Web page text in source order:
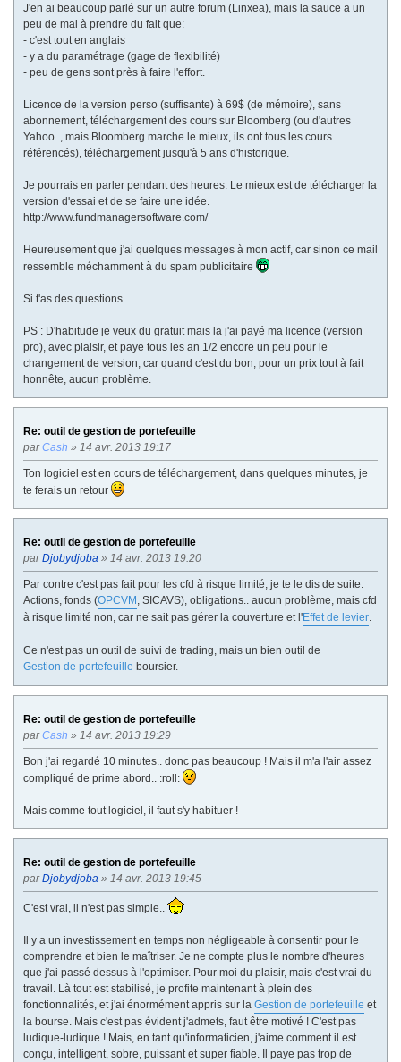
J'en ai beaucoup parlé sur un autre forum (Linxea), mais la sauce a un
peu de mal à prendre du fait que:
- c'est tout en anglais
- y a du paramétrage (gage de flexibilité)
- peu de gens sont près à faire l'effort.
Licence de la version perso (suffisante) à 69$ (de mémoire), sans
abonnement, téléchargement des cours sur Bloomberg (ou d'autres
Yahoo.., mais Bloomberg marche le mieux, ils ont tous les cours
référencés), téléchargement jusqu'à 5 ans d'historique.
Je pourrais en parler pendant des heures. Le mieux est de télécharger la
version d'essai et de se faire une idée.
http://www.fundmanagersoftware.com/
Heureusement que j'ai quelques messages à mon actif, car sinon ce mail
ressemble méchamment à du spam publicitaire
Si t'as des questions...
PS : D'habitude je veux du gratuit mais la j'ai payé ma licence (version
pro), avec plaisir, et paye tous les an 1/2 encore un peu pour le
changement de version, car quand c'est du bon, pour un prix tout à fait
honnête, aucun problème.
Re: outil de gestion de portefeuille
parCash » 14 avr. 2013 19:17
Ton logiciel est en cours de téléchargement, dans quelques minutes, je
te ferais un retour
Re: outil de gestion de portefeuille
parDjobydjoba » 14 avr. 2013 19:20
Par contre c'est pas fait pour les cfd à risque limité, je te le dis de suite.
Actions, fonds (OPCVM , SICAVS), obligations.. aucun problème, mais cfd
à risque limité non, car ne sait pas gérer la couverture et l'Effet de levier.
Ce n'est pas un outil de suivi de trading, mais un bien outil de
Gestion de portefeuille boursier.
Re: outil de gestion de portefeuille
parCash » 14 avr. 2013 19:29
Bon j'ai regardé 10 minutes.. donc pas beaucoup ! Mais il m'a l'air assez
compliqué de prime abord.. :roll:
Mais comme tout logiciel, il faut s'y habituer !
Re: outil de gestion de portefeuille
parDjobydjoba » 14 avr. 2013 19:45
C'est vrai, il n'est pas simple..
Il y a un investissement en temps non négligeable à consentir pour le
comprendre et bien le maîtriser. Je ne compte plus le nombre d'heures
que j'ai passé dessus à l'optimiser. Pour moi du plaisir, mais c'est vrai du
travail. Là tout est stabilisé, je profite maintenant à plein des
fonctionnalités, et j'ai énormément appris sur la Gestion de portefeuille et
la bourse. Mais c'est pas évident j'admets, faut être motivé ! C'est pas
ludique-ludique ! Mais, en tant qu'informaticien, j'aime comment il est
conçu, intelligent, sobre, puissant et super fiable. Il paye pas trop de